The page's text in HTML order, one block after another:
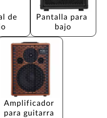
de
Pantalla para
bajo
Amplificador
para guitarra